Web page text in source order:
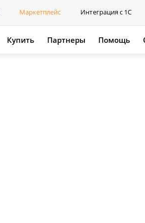
Маркетплейс Интеграция с 1С
Купить Партнеры Помощь